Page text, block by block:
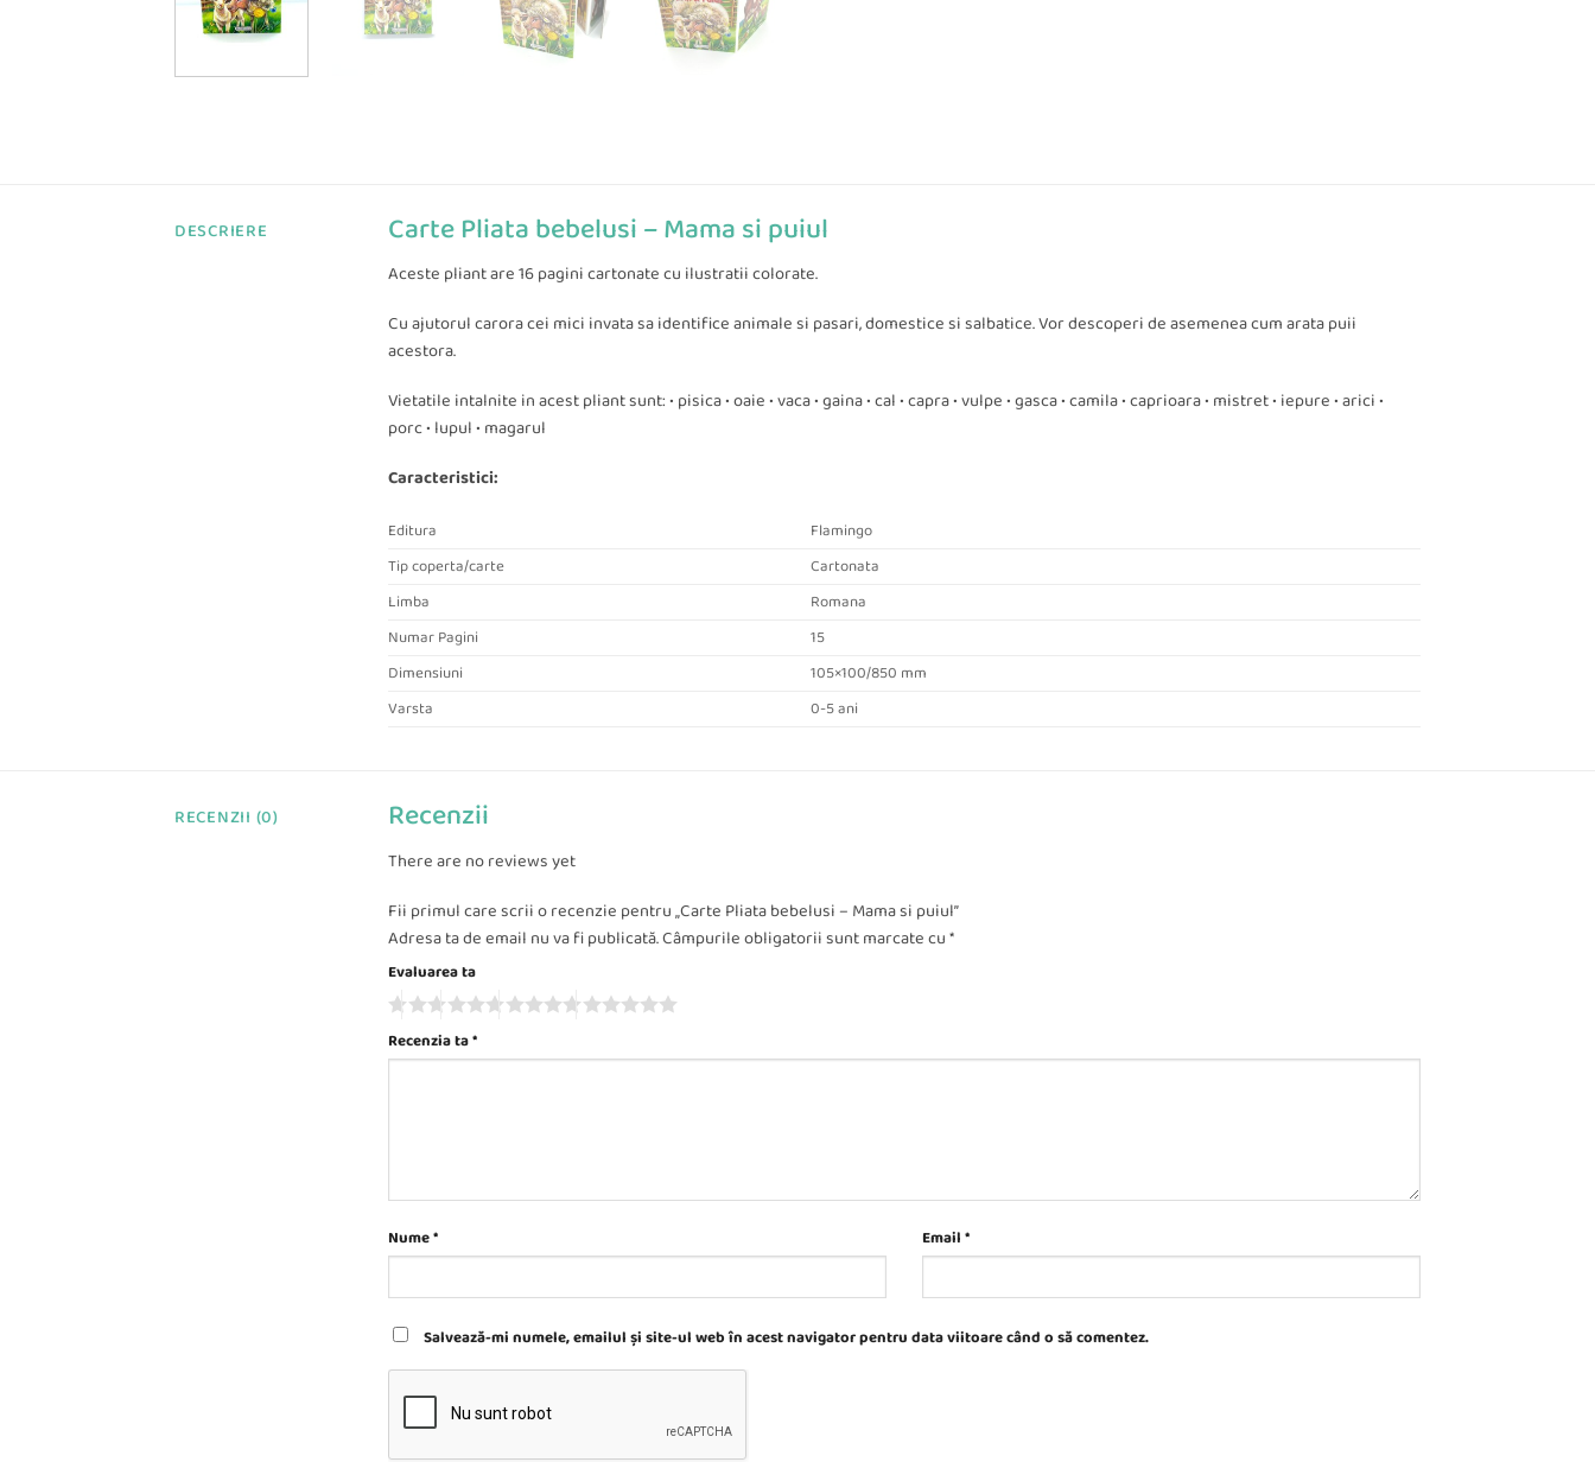
DESCRIERE Carte Pliata bebelusi – Mama si puiul
Aceste pliant are 16 pagini cartonate cu ilustratii colorate.
Cu ajutorul carora cei mici invata sa identifice animale si pasari, domestice si salbatice. Vor descoperi de asemenea cum arata puii
acestora.
Vietatile intalnite in acest pliant sunt: • pisica • oaie • vaca • gaina • cal • capra • vulpe • gasca • camila • caprioara • mistret • iepure • arici •
porc • lupul • magarul
Caracteristici:
Editura
Flamingo
Tip coperta/carte
Cartonata
Limba
Romana
Numar Pagini
15
Dimensiuni
105×100/850 mm
Varsta
0-5 ani
RECENZII (0) Recenzii
There are no reviews yet
Fii primul care scrii o recenzie pentru „Carte Pliata bebelusi – Mama si puiul”
Adresa ta de email nu va fi publicată.Câmpurile obligatorii sunt marcate cu*
Evaluarea ta
Recenzia ta*
Nume* Email *
Salvează-mi numele, emailul și site-ul web în acest navigator pentru data viitoare când o să comentez.